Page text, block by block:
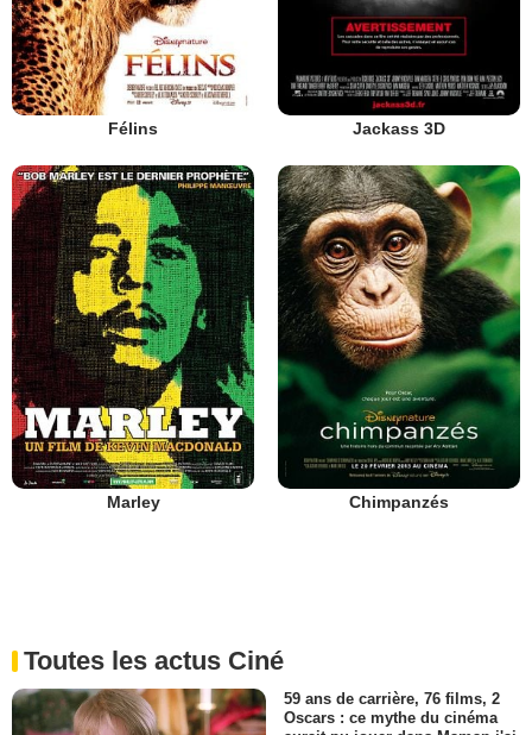
Félins Jackass 3D
Marley Chimpanzés
Toutes les actus Ciné
59 ans de carrière, 76 films, 2
Oscars : ce mythe du cinéma